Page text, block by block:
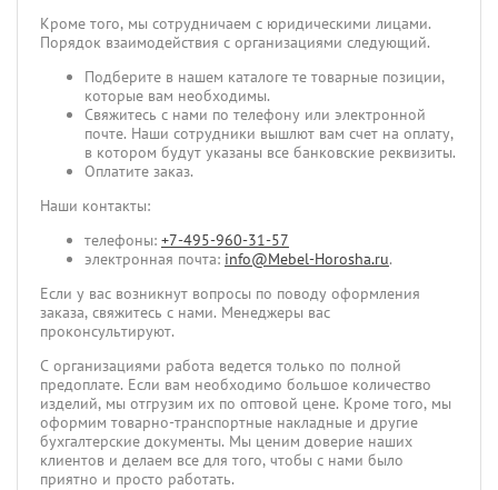
Кроме того, мы сотрудничаем с юридическими лицами.
Порядок взаимодействия с организациями следующий.
Подберите в нашем каталоге те товарные позиции,
которые вам необходимы.
Свяжитесь с нами по телефону или электронной
почте. Наши сотрудники вышлют вам счет на оплату,
в котором будут указаны все банковские реквизиты.
Оплатите заказ.
Наши контакты:
телефоны: +7-495-960-31-57
электронная почта: info@Mebel-Horosha.ru.
Если у вас возникнут вопросы по поводу оформления
заказа, свяжитесь с нами. Менеджеры вас
проконсультируют.
С организациями работа ведется только по полной
предоплате. Если вам необходимо большое количество
изделий, мы отгрузим их по оптовой цене. Кроме того, мы
оформим товарно-транспортные накладные и другие
бухгалтерские документы. Мы ценим доверие наших
клиентов и делаем все для того, чтобы с нами было
приятно и просто работать.